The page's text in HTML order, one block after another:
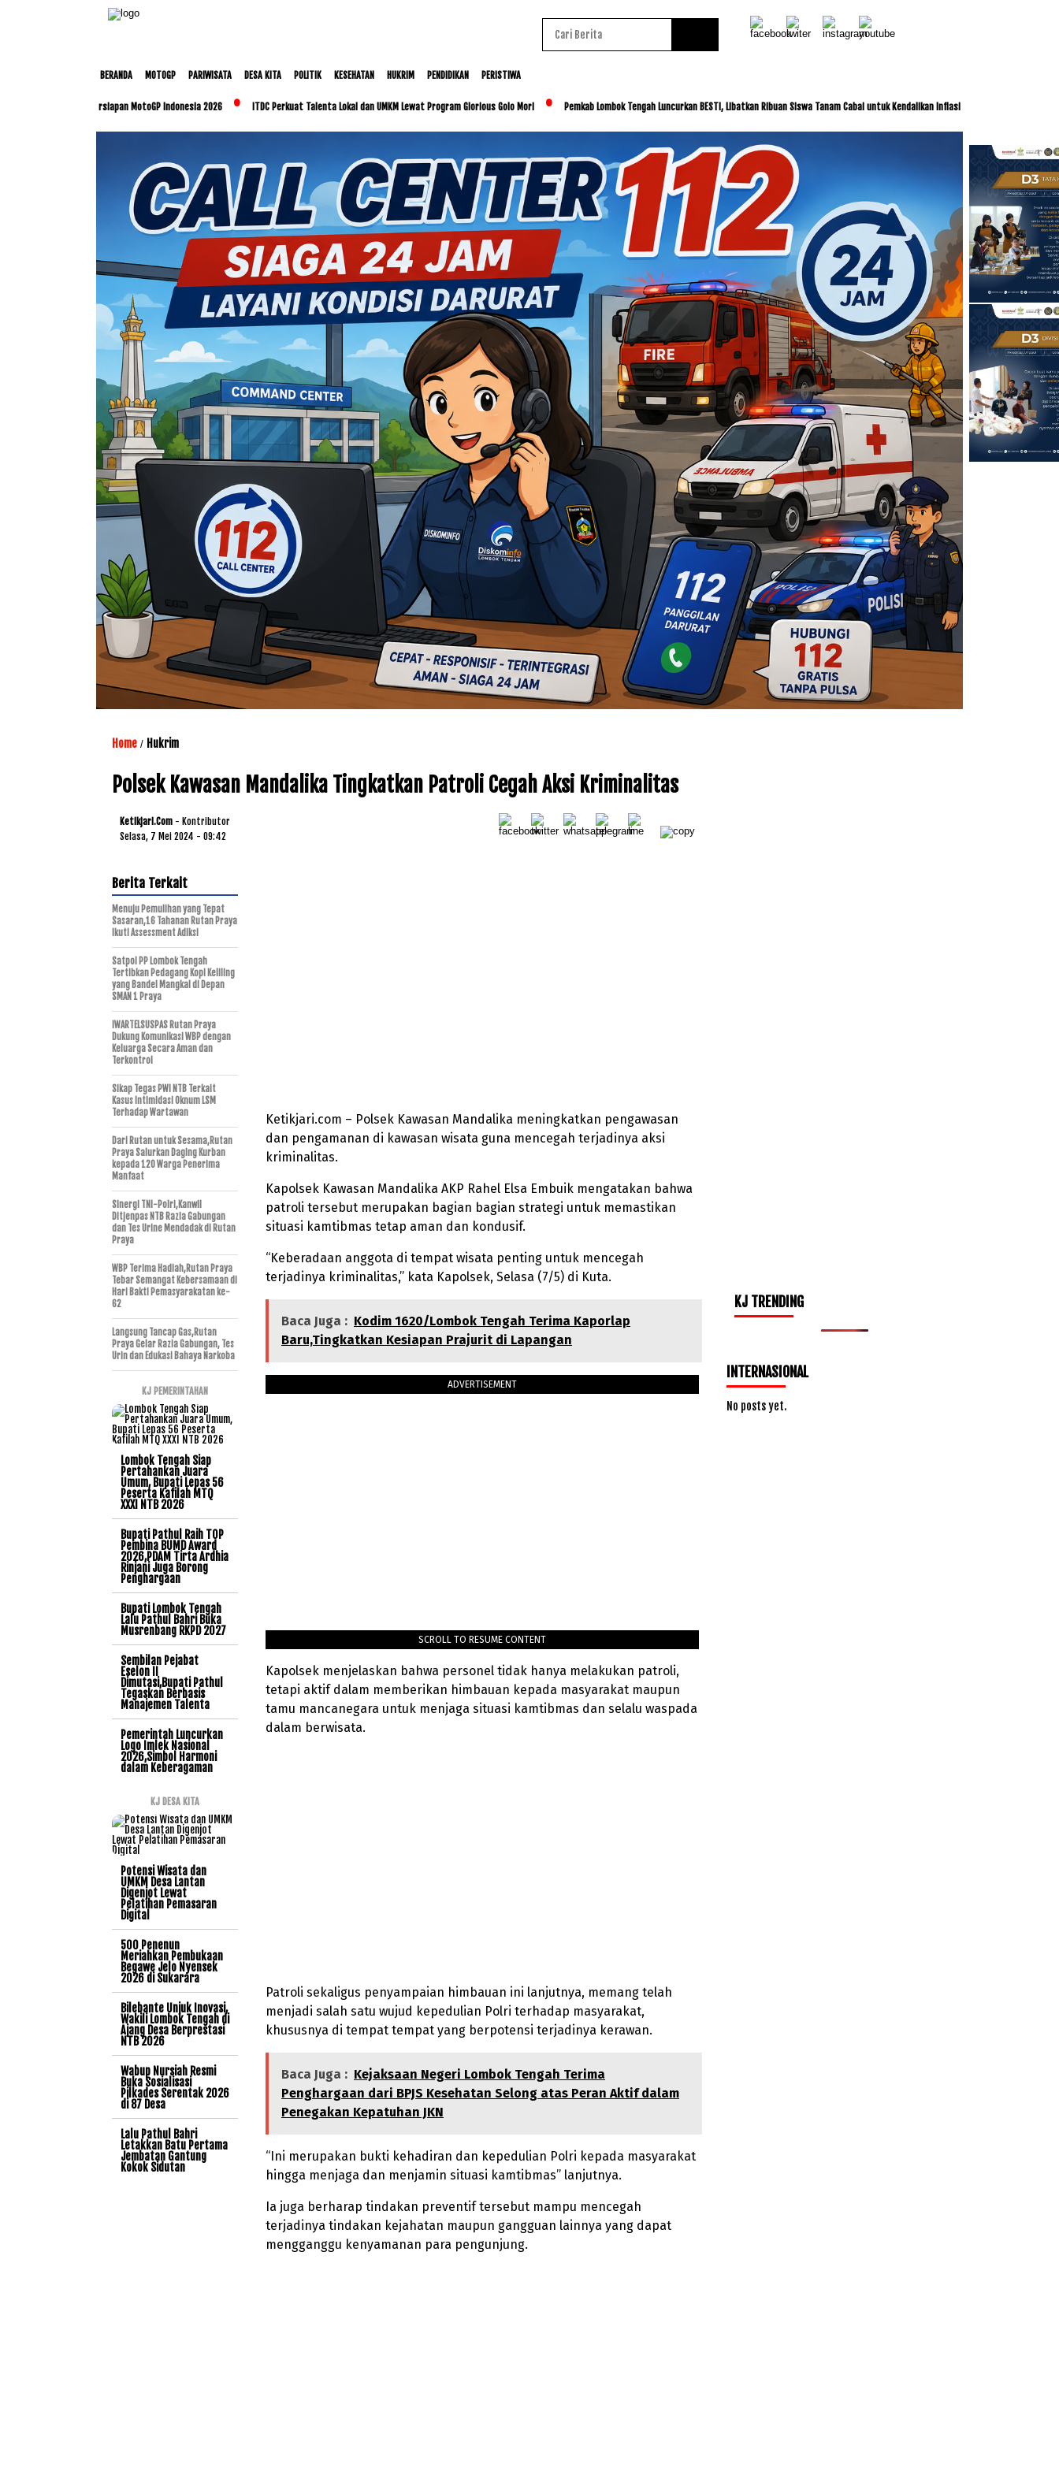
BERANDA MOTOGP PARIWISATA DESA KITA POLITIK KESEHATAN HUKRIM PENDIDIKAN PERISTIWA
Persiapan MotoGP Indonesia 2026 ITDC Perkuat Talenta Lokal dan UMKM Lewat Program Glorious Golo Mori Pemkab Lombok Tengah Luncurkan BESTI, Libatkan Ribuan Siswa Tanam Cabai untuk Kendalikan Inflasi ITDC dan IMI Jalin Kerja
Home / Hukrim
Polsek Kawasan Mandalika Tingkatkan Patroli Cegah Aksi Kriminalitas
Ketikjari.com - Kontributor
Selasa, 7 Mei 2024 - 09:42
Ketikjari.com – Polsek Kawasan Mandalika meningkatkan pengawasan
dan pengamanan di kawasan wisata guna mencegah terjadinya aksi
kriminalitas.
Kapolsek Kawasan Mandalika AKP Rahel Elsa Embuik mengatakan bahwa
patroli tersebut merupakan bagian bagian strategi untuk memastikan
situasi kamtibmas tetap aman dan kondusif.
“Keberadaan anggota di tempat wisata penting untuk mencegah
terjadinya kriminalitas,” kata Kapolsek, Selasa (7/5) di Kuta.
Baca Juga : Kodim 1620/Lombok Tengah Terima Kaporlap
Baru,Tingkatkan Kesiapan Prajurit di Lapangan
ADVERTISEMENT
SCROLL TO RESUME CONTENT
Kapolsek menjelaskan bahwa personel tidak hanya melakukan patroli,
tetapi aktif dalam memberikan himbauan kepada masyarakat maupun
tamu mancanegara untuk menjaga situasi kamtibmas dan selalu waspada
dalam berwisata.
Patroli sekaligus penyampaian himbauan ini lanjutnya, memang telah
menjadi salah satu wujud kepedulian Polri terhadap masyarakat,
khususnya di tempat tempat yang berpotensi terjadinya kerawan.
Baca Juga : Kejaksaan Negeri Lombok Tengah Terima
Penghargaan dari BPJS Kesehatan Selong atas Peran Aktif dalam
Penegakan Kepatuhan JKN
“Ini merupakan bukti kehadiran dan kepedulian Polri kepada masyarakat
hingga menjaga dan menjamin situasi kamtibmas” lanjutnya.
Ia juga berharap tindakan preventif tersebut mampu mencegah
terjadinya tindakan kejahatan maupun gangguan lainnya yang dapat
mengganggu kenyamanan para pengunjung.
Berita Terkait
Menuju Pemulihan yang Tepat
Sasaran,16 Tahanan Rutan Praya
Ikuti Assessment Adiksi
Satpol PP Lombok Tengah
Tertibkan Pedagang Kopi Keliling
yang Bandel Mangkal di Depan
SMAN 1 Praya
IWARTELSUSPAS Rutan Praya
Dukung Komunikasi WBP dengan
Keluarga Secara Aman dan
Terkontrol
Sikap Tegas PWI NTB Terkait
Kasus Intimidasi Oknum LSM
Terhadap Wartawan
Dari Rutan untuk Sesama,Rutan
Praya Salurkan Daging Kurban
kepada 120 Warga Penerima
Manfaat
Sinergi TNI-Polri,Kanwil
Ditjenpas NTB Razia Gabungan
dan Tes Urine Mendadak di Rutan
Praya
WBP Terima Hadiah,Rutan Praya
Tebar Semangat Kebersamaan di
Hari Bakti Pemasyarakatan ke-
62
Langsung Tancap Gas,Rutan
Praya Gelar Razia Gabungan, Tes
Urin dan Edukasi Bahaya Narkoba
KJ PEMERINTAHAN
Lombok Tengah Siap
Pertahankan Juara
Umum, Bupati Lepas 56
Peserta Kafilah MTQ
XXXI NTB 2026
Bupati Pathul Raih TOP
Pembina BUMD Award
2026,PDAM Tirta Ardhia
Rinjani Juga Borong
Penghargaan
Bupati Lombok Tengah
Lalu Pathul Bahri Buka
Musrenbang RKPD 2027
Sembilan Pejabat
Eselon II
Dimutasi,Bupati Pathul
Tegaskan Berbasis
Manajemen Talenta
Pemerintah Luncurkan
Logo Imlek Nasional
2026,Simbol Harmoni
dalam Keberagaman
KJ DESA KITA
Potensi Wisata dan
UMKM Desa Lantan
Digenjot Lewat
Pelatihan Pemasaran
Digital
500 Penenun
Meriahkan Pembukaan
Begawe Jelo Nyensek
2026 di Sukarara
Bilebante Unjuk Inovasi,
Wakili Lombok Tengah di
Ajang Desa Berprestasi
NTB 2026
Wabup Nursiah Resmi
Buka Sosialisasi
Pilkades Serentak 2026
di 87 Desa
Lalu Pathul Bahri
Letakkan Batu Pertama
Jembatan Gantung
Kokok Sidutan
KJ TRENDING
INTERNASIONAL
No posts yet.